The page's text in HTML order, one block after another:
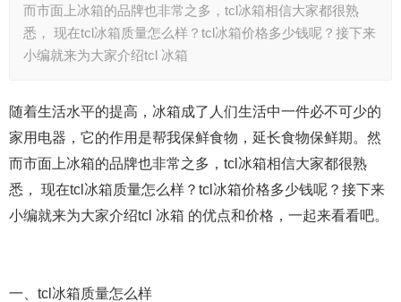
而市面上冰箱的品牌也非常之多，tcl冰箱相信大家都很熟
悉， 现在tcl冰箱质量怎么样？tcl冰箱价格多少钱呢？接下来
小编就来为大家介绍tcl 冰箱
随着生活水平的提高，冰箱成了人们生活中一件必不可少的
家用电器，它的作用是帮我保鲜食物，延长食物保鲜期。然
而市面上冰箱的品牌也非常之多，tcl冰箱相信大家都很熟
悉， 现在tcl冰箱质量怎么样？tcl冰箱价格多少钱呢？接下来
小编就来为大家介绍tcl 冰箱 的优点和价格，一起来看看吧。
一、tcl冰箱质量怎么样